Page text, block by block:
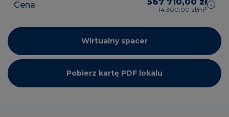
Cena 14 300,00 zł/m²
Wirtualny spacer
Pobierz kartę PDF lokalu